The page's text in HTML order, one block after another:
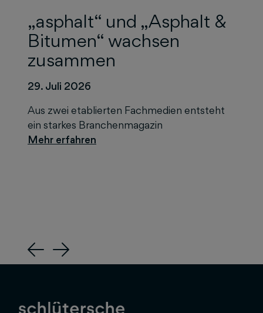
„asphalt“ und „Asphalt &
Bitumen“ wachsen
zusammen
29. Juli 2026
Aus zwei etablierten Fachmedien entsteht
ein starkes Branchenmagazin
Previous
Next